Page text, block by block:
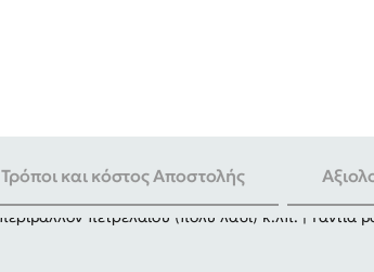
Τρόποι και κόστος Αποστολής
πετρελαίου (πολύ λάδι) κ.λπ. | Γάντια